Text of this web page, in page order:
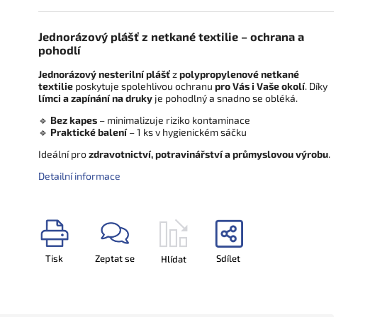
Jednorázový plášť z netkané textilie – ochrana a
pohodlí
Jednorázový nesterilní plášťzpolypropylenové netkané
textilieposkytuje spolehlivou ochranu pro Vás i Vaše okolí. Díky
límci a zapínání na drukyje pohodlný a snadno se obléká.
🔹 Bez kapes– minimalizuje riziko kontaminace
🔹 Praktické balení– 1 ks v hygienickém sáčku
Ideální prozdravotnictví, potravinářství a průmyslovou výrobu.
Detailní informace
Tisk Zeptat se Hlídat Sdílet